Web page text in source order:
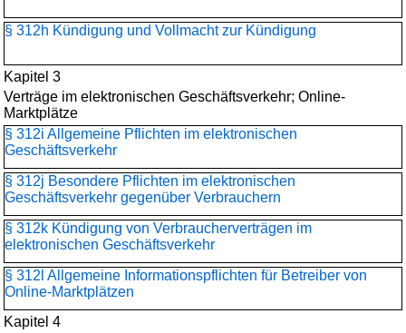
§ 312h Kündigung und Vollmacht zur Kündigung
Kapitel 3
Verträge im elektronischen Geschäftsverkehr; Online-
Marktplätze
§ 312i Allgemeine Pflichten im elektronischen
Geschäftsverkehr
§ 312j Besondere Pflichten im elektronischen
Geschäftsverkehr gegenüber Verbrauchern
§ 312k Kündigung von Verbraucherverträgen im
elektronischen Geschäftsverkehr
§ 312l Allgemeine Informationspflichten für Betreiber von
Online-Marktplätzen
Kapitel 4